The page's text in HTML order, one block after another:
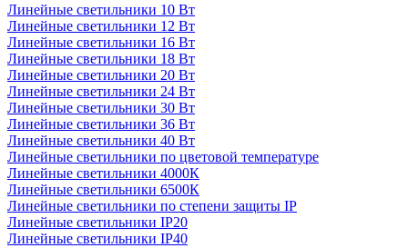
Линейные светильники 10 Вт
Линейные светильники 12 Вт
Линейные светильники 16 Вт
Линейные светильники 18 Вт
Линейные светильники 20 Вт
Линейные светильники 24 Вт
Линейные светильники 30 Вт
Линейные светильники 36 Вт
Линейные светильники 40 Вт
Линейные светильники по цветовой температуре
Линейные светильники 4000К
Линейные светильники 6500К
Линейные светильники по степени защиты IP
Линейные светильники IP20
Линейные светильники IP40